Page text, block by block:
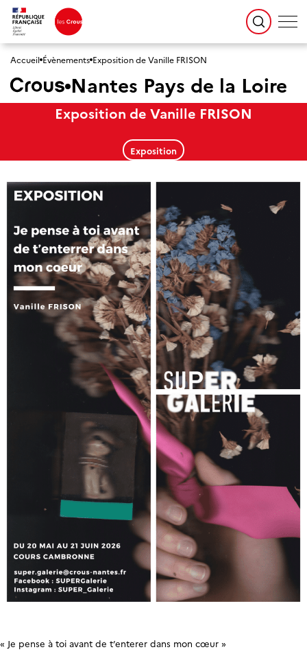
Accueil Évènements Exposition de Vanille FRISON
Nantes Pays de la Loire
Exposition de Vanille FRISON
Exposition
« Je pense à toi avant de t’enterer dans mon cœur »